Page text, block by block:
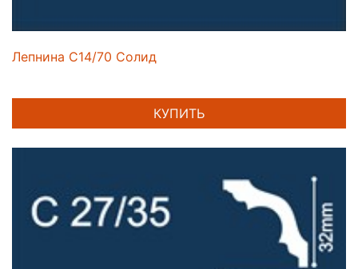
Лепнина C14/70 Солид
КУПИТЬ